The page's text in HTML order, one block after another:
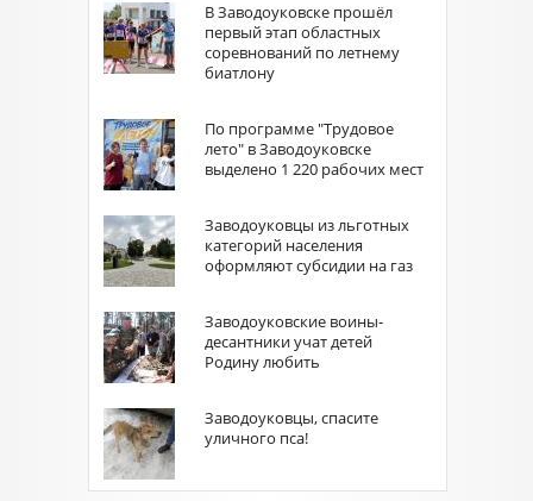
В Заводоуковске прошёл
первый этап областных
соревнований по летнему
биатлону
По программе "Трудовое
лето" в Заводоуковске
выделено 1 220 рабочих мест
Заводоуковцы из льготных
категорий населения
оформляют субсидии на газ
Заводоуковские воины-
десантники учат детей
Родину любить
Заводоуковцы, спасите
уличного пса!